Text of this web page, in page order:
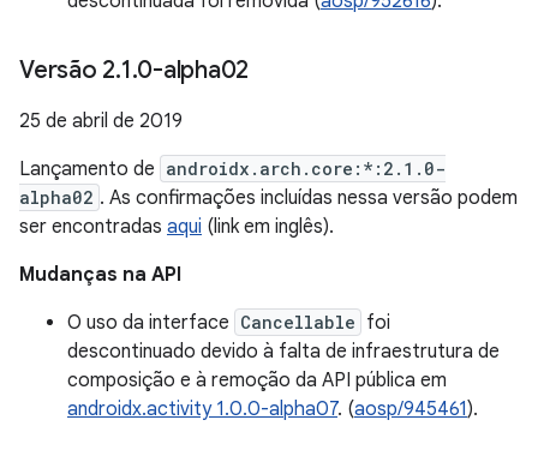
Versão 2.1.0-alpha02
25 de abril de 2019
Lançamento de androidx.arch.core:*:2.1.0-
alpha02 . As confirmações incluídas nessa versão podem
ser encontradas aqui (link em inglês).
Mudanças na API
O uso da interface Cancellable foi
descontinuado devido à falta de infraestrutura de
composição e à remoção da API pública em
androidx.activity 1.0.0-alpha07. (aosp/945461).